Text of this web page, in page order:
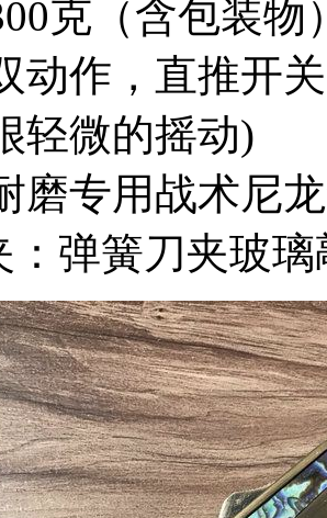
克（含包装物
动作，直推开
轻微的摇动)
磨专用战术尼
：弹簧刀夹玻